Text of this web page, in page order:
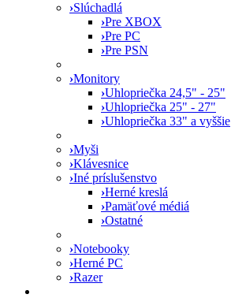
›Slúchadlá
›Pre XBOX
›Pre PC
›Pre PSN
›Monitory
›Uhlopriečka 24,5" - 25"
›Uhlopriečka 25" - 27"
›Uhlopriečka 33" a vyššie
›Myši
›Klávesnice
›Iné príslušenstvo
›Herné kreslá
›Pamäťové médiá
›Ostatné
›Notebooky
›Herné PC
›Razer